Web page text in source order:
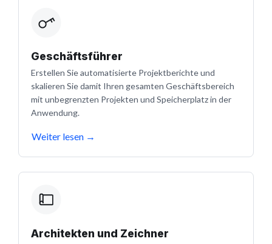
Geschäftsführer
Erstellen Sie automatisierte Projektberichte und
skalieren Sie damit Ihren gesamten Geschäftsbereich
mit unbegrenzten Projekten und Speicherplatz in der
Anwendung.
Weiter lesen →
Architekten und Zeichner